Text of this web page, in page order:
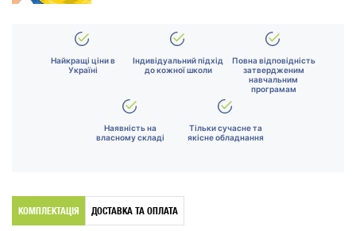
Найкращі ціни в
Україні
Індивідуальний підхід
до кожної школи
Повна відповідність
затвердженим
навчальним
програмам
Наявність на
власному складі
Тільки сучасне та
якісне обладнання
КОМПЛЕКТАЦІЯ ДОСТАВКА ТА ОПЛАТА